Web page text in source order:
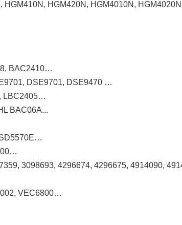
HGM420N, HGM4010N,
BAC2410…
DSE9701, DSE9470 …
LBC2405…
BAC06A...
3098693, 4296674, 4296675, 4914090,
VEC6800…